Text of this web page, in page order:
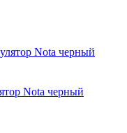
Nota черный